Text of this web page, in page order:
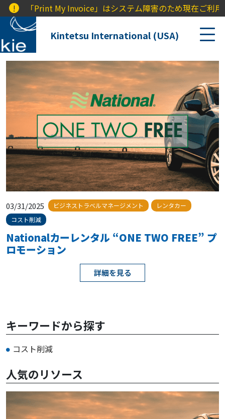
「Print My Invoice」はシステム障害のため現在ご利用い
Kintetsu International (USA)
03/31/2025 ビジネストラベルマネージメント
レンタカー
コスト削減
Nationalカーレンタル “ONE TWO FREE” プ
ロモーション
詳細を見る
キーワードから探す
コスト削減
人気のリソース